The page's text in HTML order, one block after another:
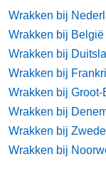
Wrakken bij
Wrakken bij België
Wrakken bij
Wrakken bij
Wrakken bij Groot-
Wrakken bij
Wrakken bij
Wrakken bij